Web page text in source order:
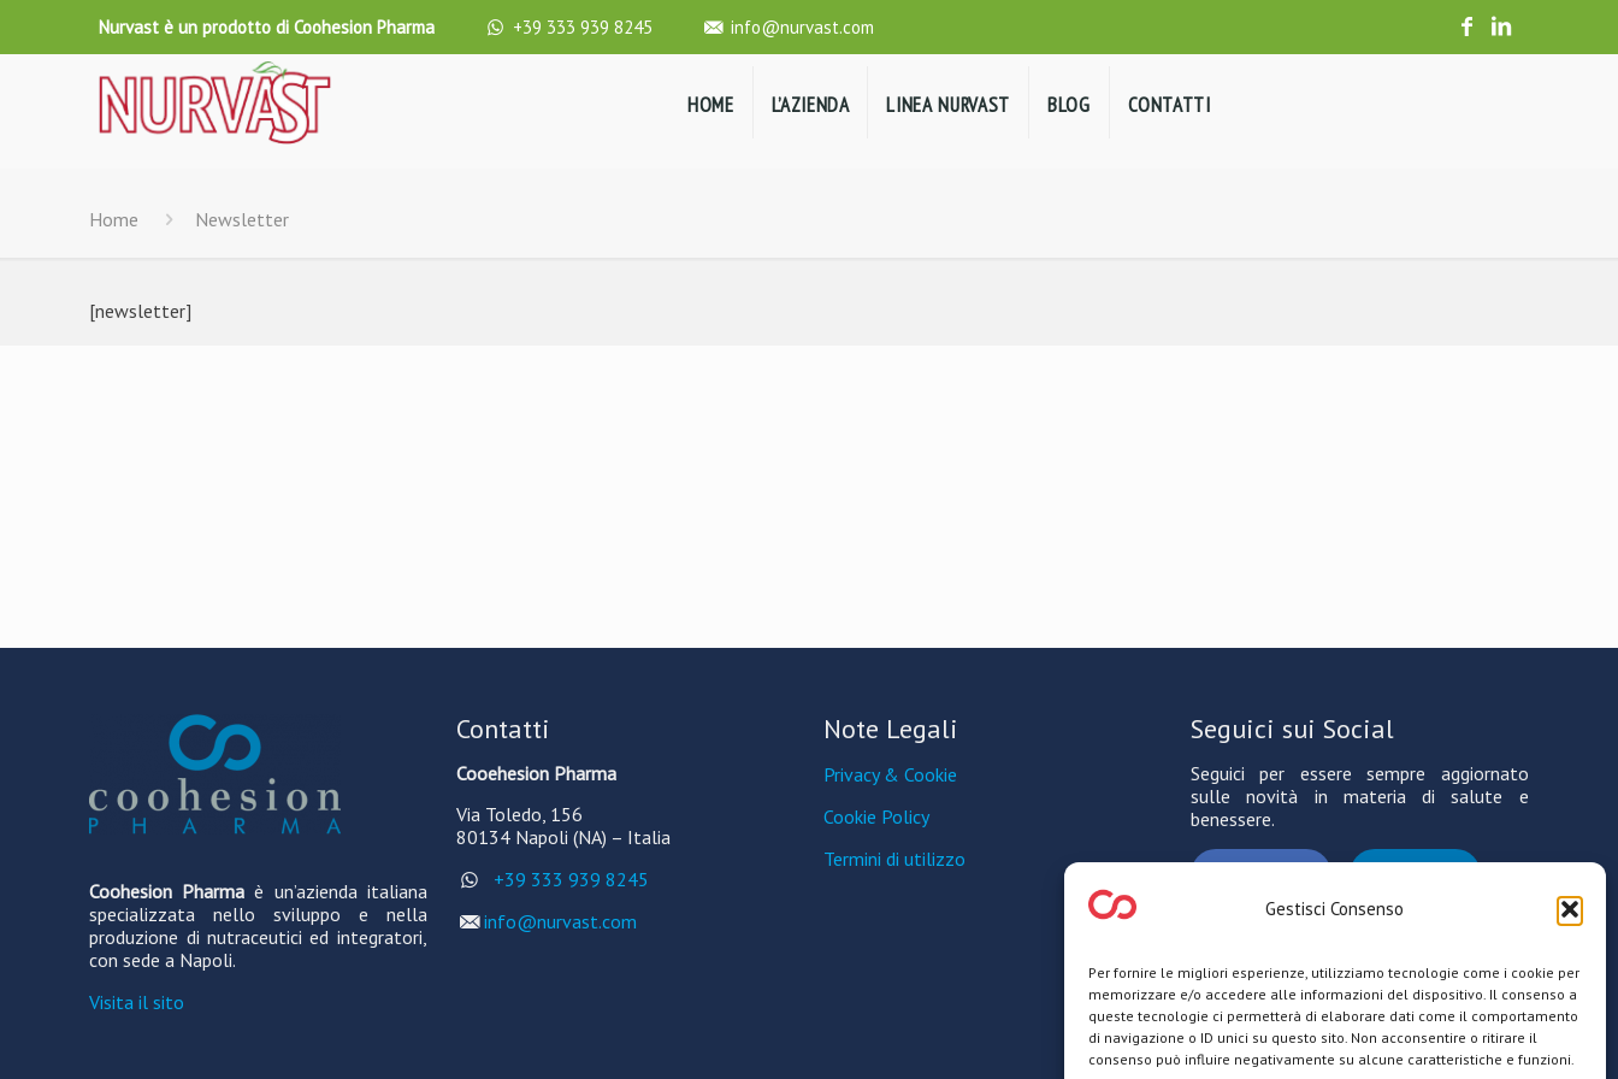
Gestisci Consenso
Per fornire le migliori esperienze, utilizziamo tecnologie come i cookie per
memorizzare e/o accedere alle informazioni del dispositivo. Il consenso a
queste tecnologie ci permetterà di elaborare dati come il comportamento
di navigazione o ID unici su questo sito. Non acconsentire o ritirare il
consenso può influire negativamente su alcune caratteristiche e funzioni.
Nurvast è un prodotto di Coohesion Pharma +39 333 939 8245 info@nurvast.com
Home L’Azienda Linea Nurvast Blog Contatti
Home Newsletter
[newsletter]
Coohesion Pharma è un’azienda italiana
specializzata nello sviluppo e nella
produzione di nutraceutici ed integratori,
con sede a Napoli.
Visita il sito
Contatti
Cooehesion Pharma
Via Toledo, 156
80134 Napoli (NA) – It​alia
+39 333 939 8245
info@nurvast.com
Note Legali
Privacy & Cookie
Cookie Policy
Termini di utilizzo
Seguici sui Social
Seguici per essere sempre aggiornato
sulle novità in materia di salute e
benessere.